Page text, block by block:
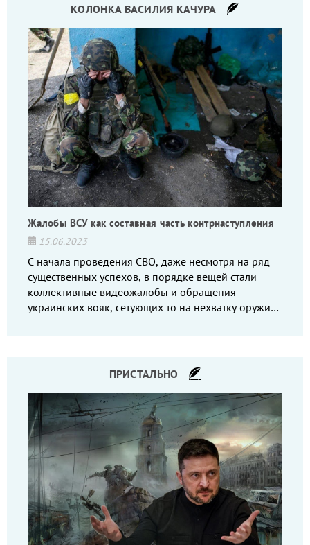
КОЛОНКА ВАСИЛИЯ КАЧУРА
Жалобы ВСУ как составная часть контрнаступления
15.06.2023
С начала проведения СВО, даже несмотря на ряд
существенных успехов, в порядке вещей стали
коллективные видеожалобы и обращения
украинских вояк, сетующих то на нехватку оружия,
ПРИСТАЛЬНО